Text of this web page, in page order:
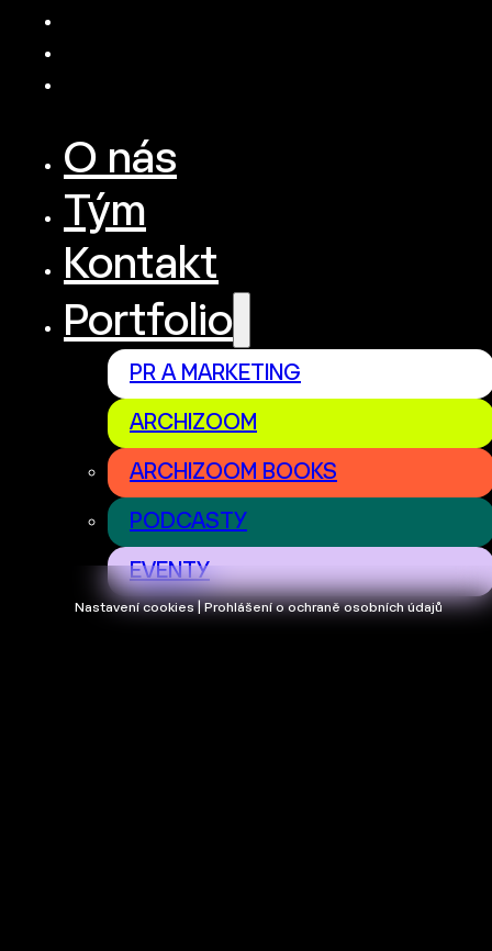
Nastavení cookies | Prohlášení o ochraně osobních údajů
O nás
Tým
Kontakt
Portfolio
PR A MARKETING
ARCHIZOOM
ARCHIZOOM BOOKS
PODCASTY
EVENTY